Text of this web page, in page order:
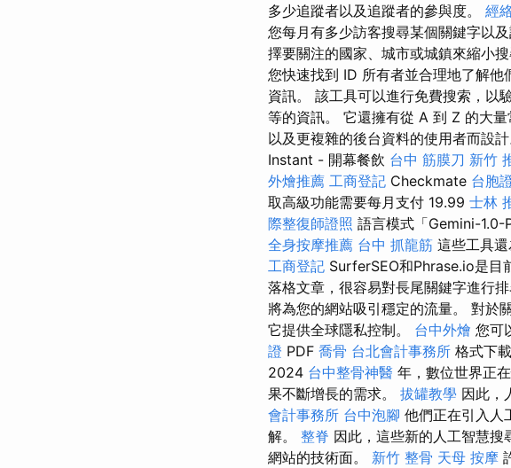
多少追蹤者以及追蹤者的參與度。 經
您每月有多少訪客搜尋某個關鍵字以
擇要關注的國家、城市或城鎮來縮小
您快速找到 ID 所有者並合理地了解
資訊。 該工具可以進行免費搜索，以
等的資訊。 它還擁有從 A 到 Z 的大
以及更複雜的後台資料的使用者而設
Instant - 開幕餐飲 台中 筋膜刀 新竹
外燴推薦 工商登記 Checkmate 台胞
取高級功能需要每月支付 19.99 士林
際整復師證照 語言模式「Gemini-1.0-
全身按摩推薦 台中 抓龍筋 這些工具
工商登記 SurferSEO和Phrase.io是目
落格文章，很容易對長尾關鍵字進行排
將為您的網站吸引穩定的流量。 對於
它提供全球隱私控制。 台中外燴 您可
證 PDF 喬骨 台北會計事務所 格式下
2024 台中整骨神醫 年，數位世界正
果不斷增長的需求。 拔罐教學 因此，
會計事務所 台中泡腳 他們正在引入人
解。 整脊 因此，這些新的人工智慧
網站的技術面。 新竹 整骨 天母 按摩